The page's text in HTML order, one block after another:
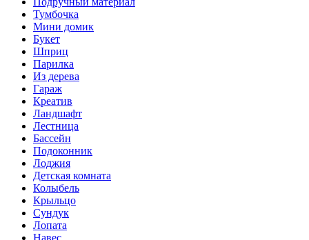
Тумбочка
Мини домик
Букет
Шприц
Парилка
Из дерева
Гараж
Креатив
Ландшафт
Лестница
Бассейн
Подоконник
Лоджия
Детская комната
Колыбель
Крыльцо
Сундук
Лопата